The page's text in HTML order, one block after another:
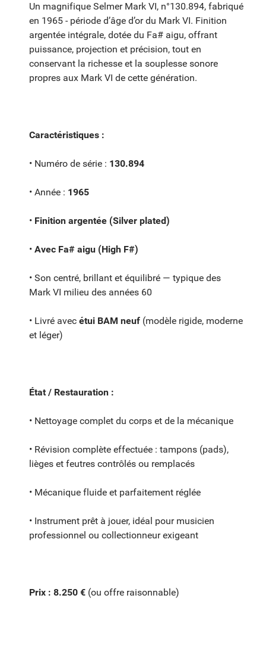
Un magnifique Selmer Mark VI, n°130.894, fabriqué
en 1965 - période d’âge d’or du Mark VI. Finition
argentée intégrale, dotée du Fa# aigu, offrant
puissance, projection et précision, tout en
conservant la richesse et la souplesse sonore
propres aux Mark VI de cette génération.
Caractéristiques :
• Numéro de série : 130.894
• Année : 1965
• Finition argentée (Silver plated)
• Avec Fa# aigu (High F#)
• Son centré, brillant et équilibré — typique des
Mark VI milieu des années 60
• Livré avec étui BAM neuf (modèle rigide, moderne
et léger)
État / Restauration :
• Nettoyage complet du corps et de la mécanique
• Révision complète effectuée : tampons (pads),
lièges et feutres contrôlés ou remplacés
• Mécanique fluide et parfaitement réglée
• Instrument prêt à jouer, idéal pour musicien
professionnel ou collectionneur exigeant
Prix : 8.250 € (ou offre raisonnable)